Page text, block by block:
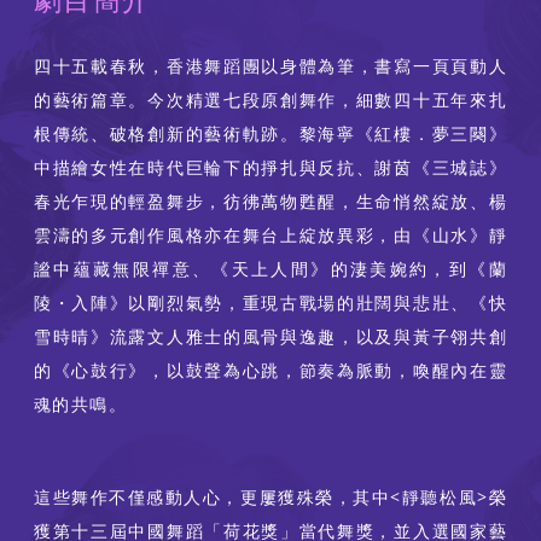
四十五載春秋，香港舞蹈團以身體為筆，書寫一頁頁動人
的藝術篇章。今次精選七段原創舞作，細數四十五年來扎
根傳統、破格創新的藝術軌跡。黎海寧《紅樓．夢三闋》
中描繪女性在時代巨輪下的掙扎與反抗、謝茵《三城誌》
春光乍現的輕盈舞步，彷彿萬物甦醒，生命悄然綻放、楊
雲濤的多元創作風格亦在舞台上綻放異彩，由《山水》靜
謐中蘊藏無限禪意、《天上人間》的淒美婉約，到《蘭
陵・入陣》以剛烈氣勢，重現古戰場的壯闊與悲壯、《快
雪時晴》流露文人雅士的風骨與逸趣，以及與黃子翎共創
的《心鼓行》，以鼓聲為心跳，節奏為脈動，喚醒內在靈
魂的共鳴。
這些舞作不僅感動人心，更屢獲殊榮，其中<靜聽松風>榮
獲第十三屆中國舞蹈「荷花獎」當代舞獎，並入選國家藝